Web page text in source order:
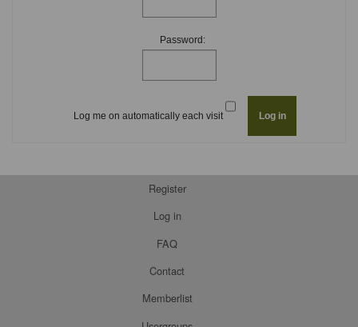
Password:
Log me on automatically each visit
Register
Log in
FAQ
Contact
Memberlist